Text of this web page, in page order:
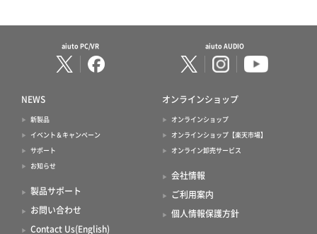
aiuto PC/VR aiuto AUDIO
NEWS
新製品
イベント＆キャンペーン
サポート
お知らせ
製品サポート
お問い合わせ
Contact Us(English)
オンラインショップ
オンラインショップ
オンラインショップ【楽天市場】
オンライン卸売サービス
会社情報
ご利用案内
個人情報保護方針